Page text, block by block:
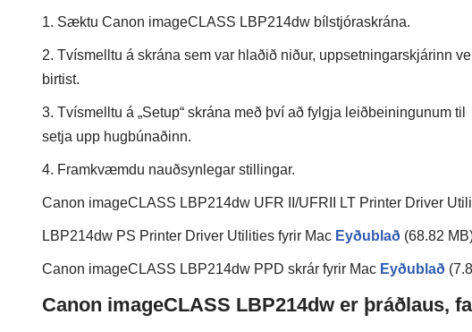
1. Sæktu Canon imageCLASS LBP214dw bílstjóraskrána.
2. Tvísmelltu á skrána sem var hlaðið niður, uppsetningarskjárinn
birtist.
3. Tvísmelltu á „Setup“ skrána með því að fylgja leiðbeiningunum til
setja upp hugbúnaðinn.
4. Framkvæmdu nauðsynlegar stillingar.
Canon imageCLASS LBP214dw UFR II/UFRII LT Printer Driver
LBP214dw PS Printer Driver Utilities fyrir Mac Eyðublað (68.82
Canon imageCLASS LBP214dw PPD skrár fyrir Mac Eyðublað
Canon imageCLASS LBP214dw er þráðlaus,